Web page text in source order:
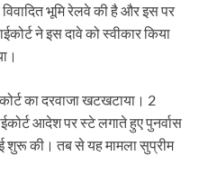
भूमि रेलवे की है और इस पर
ने इस दावे को स्वीकार किया
का दरवाजा खटखटाया। 2
आदेश पर स्टे लगाते हुए पुनर्वास
शुरू की। तब से यह मामला सुप्रीम